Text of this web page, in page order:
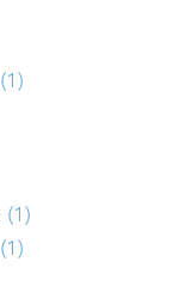
(1)
(1)
(1)